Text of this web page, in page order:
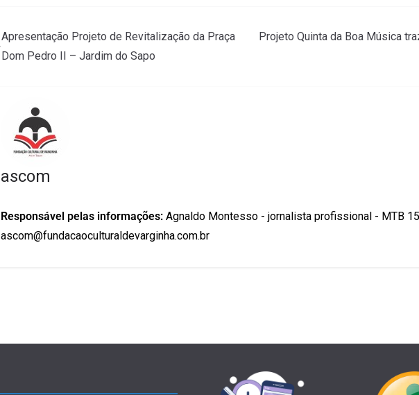
Apresentação Projeto de Revitalização da Praça
Dom Pedro II – Jardim do Sapo
Projeto Quinta da Boa Música
ascom
Responsável pelas informações: Agnaldo Montesso - jornalista profissional - MTB
ascom@fundacaoculturaldevarginha.com.br